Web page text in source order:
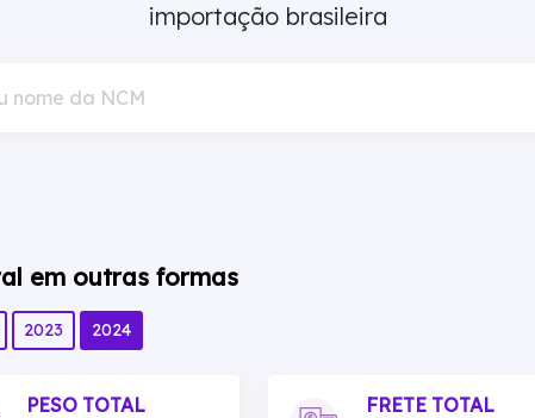
importação brasileira
nome da NCM
em outras formas
2023 2024
PESO TOTAL
FRETE TOTAL